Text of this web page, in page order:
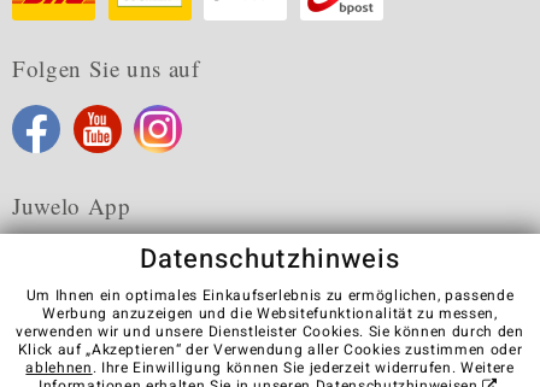
Folgen Sie uns auf
Juwelo App
Karriere AGB Datenschutz Cookies
Impressum
Kontakt
Vertrag widerrufen
Datenschutzhinweis
Um Ihnen ein optimales Einkaufserlebnis zu ermöglichen, passende
Werbung anzuzeigen und die Websitefunktionalität zu messen,
verwenden wir und unsere Dienstleister Cookies. Sie können durch den
Klick auf „Akzeptieren“ der Verwendung aller Cookies zustimmen oder
ablehnen. Ihre Einwilligung können Sie jederzeit widerrufen. Weitere